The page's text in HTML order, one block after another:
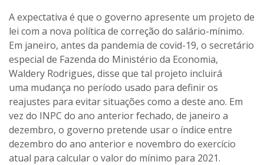
A expectativa é que o governo apresente um projeto de
lei com a nova política de correção do salário-mínimo.
Em janeiro, antes da pandemia de covid-19, o secretário
especial de Fazenda do Ministério da Economia,
Waldery Rodrigues, disse que tal projeto incluirá
uma mudança no período usado para definir os
reajustes para evitar situações como a deste ano. Em
vez do INPC do ano anterior fechado, de janeiro a
dezembro, o governo pretende usar o índice entre
dezembro do ano anterior e novembro do exercício
atual para calcular o valor do mínimo para 2021.